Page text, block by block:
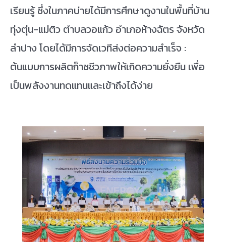
เรียนรู้ ซึ่งในภาคบ่ายได้มีการศึกษาดูงานในพื้นที่บ้าน
ทุ่งตุ่น-แม่ติว ตำบลวอแก้ว อำเภอห้างฉัตร จังหวัด
ลำปาง โดยได้มีการจัดเวทีส่งต่อความสำเร็จ :
ต้นแบบการผลิตก๊าซชีวภาพให้เกิดความยั่งยืน เพื่อ
เป็นพลังงานทดแทนและเข้าถึงได้ง่าย